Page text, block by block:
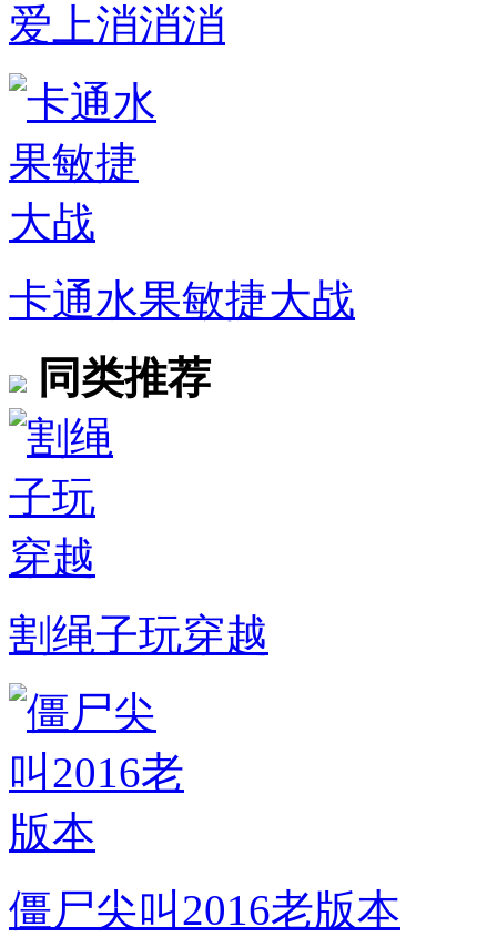
爱上消消消
卡通水果敏捷大战
同类推荐
割绳子玩穿越
僵尸尖叫2016老版本